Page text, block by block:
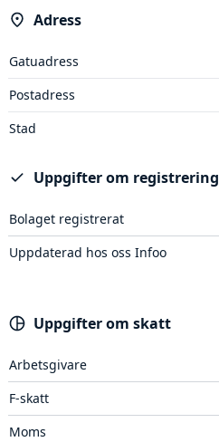
Adress
Gatuadress
Postadress
Stad
Uppgifter om registrering
Bolaget registrerat
Uppdaterad hos oss Infoo
Uppgifter om skatt
Arbetsgivare
F-skatt
Moms